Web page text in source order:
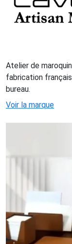
Atelier de
fabrication
bureau.
Voir la marque